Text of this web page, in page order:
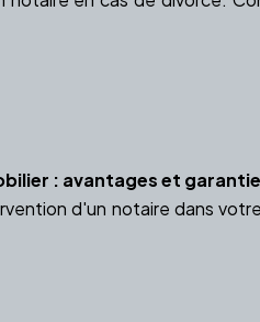
: avantages et
d'un notaire dans